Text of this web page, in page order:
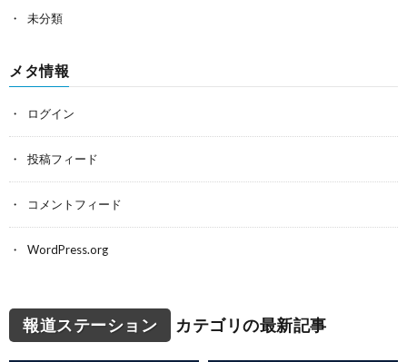
未分類
メタ情報
ログイン
投稿フィード
コメントフィード
WordPress.org
報道ステーション カテゴリの最新記事